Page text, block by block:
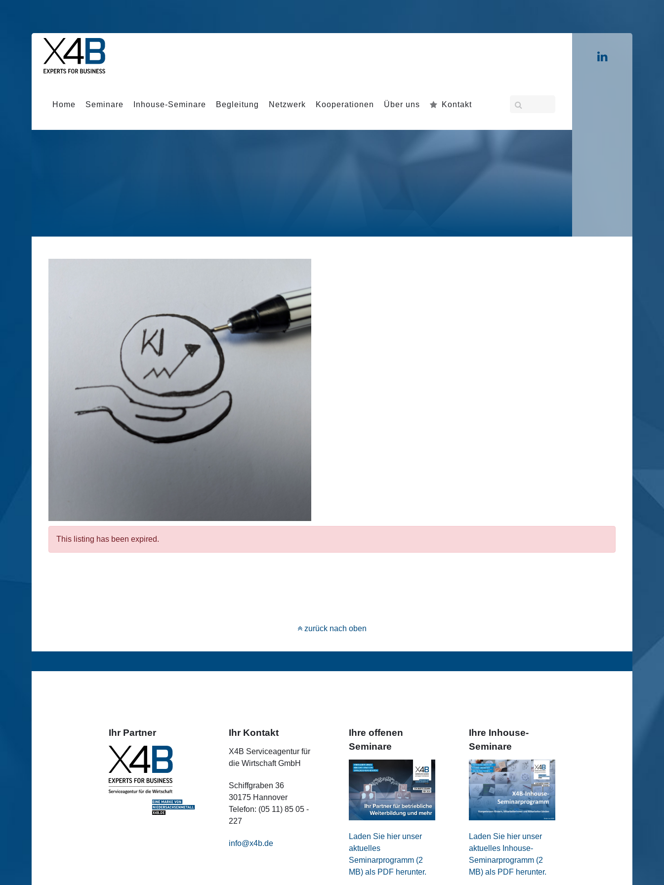
Home Seminare Inhouse-Seminare Begleitung Netzwerk Kooperationen Über uns Kontakt
This listing has been expired.
zurück nach oben
Ihr Partner Ihr Kontakt
X4B Serviceagentur für
die Wirtschaft GmbH
Schiffgraben 36
30175 Hannover
Telefon: (05 11) 85 05 -
227
info@x4b.de
Ihre offenen
Seminare
Laden Sie hier unser
aktuelles
Seminarprogramm (2
MB) als PDF herunter.
Ihre Inhouse-
Seminare
Laden Sie hier unser
aktuelles Inhouse-
Seminarprogramm (2
MB) als PDF herunter.